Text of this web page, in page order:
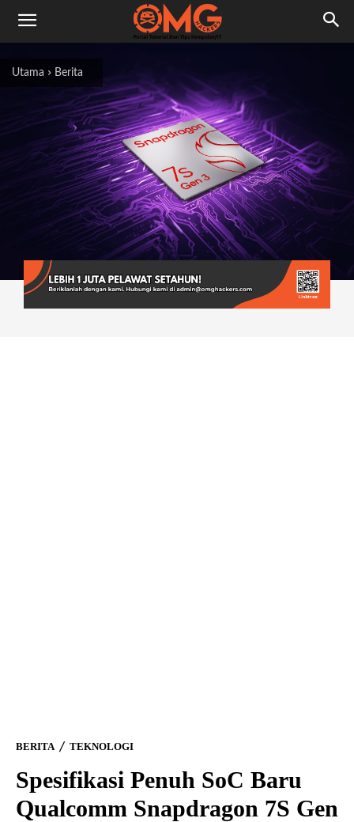
Utama Berita
BERITA TEKNOLOGI
Spesifikasi Penuh SoC Baru
Qualcomm Snapdragon 7S Gen